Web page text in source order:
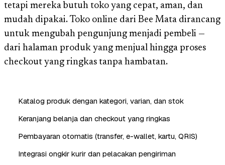
tetapi mereka butuh toko yang cepat, aman, dan
mudah dipakai. Toko online dari Bee Mata dirancang
untuk mengubah pengunjung menjadi pembeli —
dari halaman produk yang menjual hingga proses
checkout yang ringkas tanpa hambatan.
Katalog produk dengan kategori, varian, dan stok
Keranjang belanja dan checkout yang ringkas
Pembayaran otomatis (transfer, e-wallet, kartu, QRIS)
Integrasi ongkir kurir dan pelacakan pengiriman